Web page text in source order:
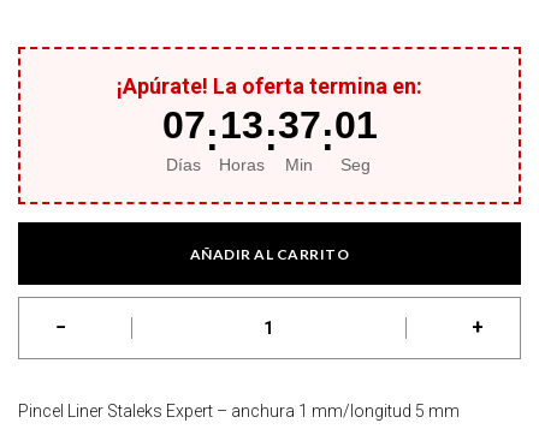
¡Apúrate! La oferta termina en:
07
Días
:13
Horas
:37
Min
:01
Seg
AÑADIR AL CARRITO
Pincel Liner Staleks Expert - anchura 1 mm/longitud 5 mm
− +
Pincel Liner Staleks Expert – anchura 1 mm/longitud 5 mm